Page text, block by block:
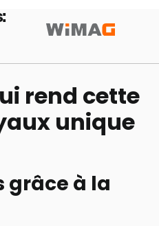
rend cette
unique
grâce à la